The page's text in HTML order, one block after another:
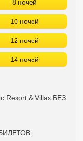
8 ночей
10 ночей
12 ночей
14 ночей
Resort & Villas БЕЗ